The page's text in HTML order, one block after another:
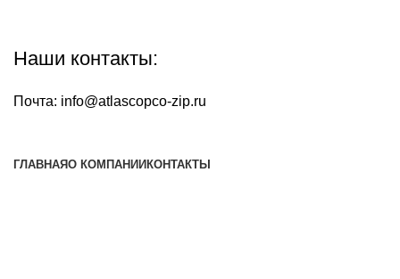
Наши контакты:
Почта: info@atlascopco-zip.ru
ГЛАВНАЯО КОМПАНИИ КОНТАКТЫ